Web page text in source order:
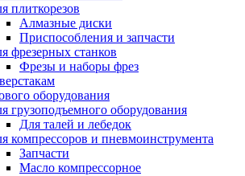
плиткорезов
Алмазные диски
Приспособления и запчасти
фрезерных станков
Фрезы и наборы фрез
оборудования
грузоподъемного оборудования
Для талей и лебедок
компрессоров и пневмоинструмента
Запчасти
Масло компрессорное